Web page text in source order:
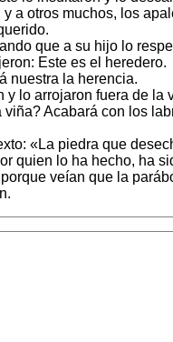
a otros muchos, los
que a su hijo lo
Este es el heredero.
nuestra la herencia.
y lo arrojaron fuera de la
Acabará con los
«La piedra que
quien lo ha hecho, ha
veían que la